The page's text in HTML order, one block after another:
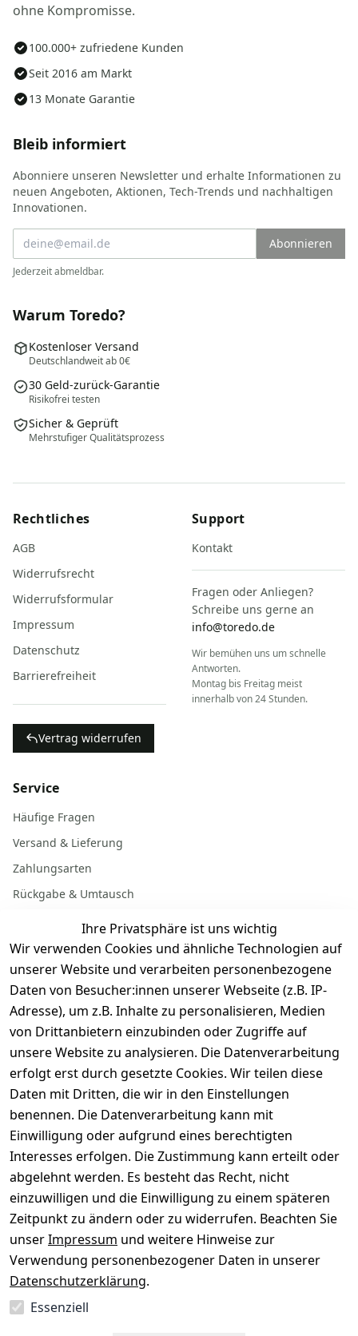
Ihre Privatsphäre ist uns wichtig
Wir verwenden Cookies und ähnliche Technologien auf
unserer Website und verarbeiten personenbezogene
Daten von Besucher:innen unserer Webseite (z.B. IP-
Adresse), um z.B. Inhalte zu personalisieren, Medien
von Drittanbietern einzubinden oder Zugriffe auf
unsere Website zu analysieren. Die Datenverarbeitung
erfolgt erst durch gesetzte Cookies. Wir teilen diese
Daten mit Dritten, die wir in den Einstellungen
benennen. Die Datenverarbeitung kann mit
Einwilligung oder aufgrund eines berechtigten
Interesses erfolgen. Die Zustimmung kann erteilt oder
abgelehnt werden. Es besteht das Recht, nicht
einzuwilligen und die Einwilligung zu einem späteren
Zeitpunkt zu ändern oder zu widerrufen. Beachten Sie
unserImpressum und weitere Hinweise zur
Verwendung personenbezogener Daten in unserer
Datenschutzerklärung.
Essenziell
ohne Kompromisse.
100.000+ zufriedene Kunden
Seit 2016 am Markt
13 Monate Garantie
Bleib informiert
Abonniere unseren Newsletter und erhalte Informationen zu
neuen Angeboten, Aktionen, Tech-Trends und nachhaltigen
Innovationen.
Abonnieren
Jederzeit abmeldbar.
Warum Toredo?
Kostenloser Versand
Deutschlandweit ab 0€
30 Geld-zurück-Garantie
Risikofrei testen
Sicher & Geprüft
Mehrstufiger Qualitätsprozess
Rechtliches
AGB
Widerrufsrecht
Widerrufsformular
Impressum
Datenschutz
Barrierefreiheit
Vertrag widerrufen
Support
Kontakt
Fragen oder Anliegen?
Schreibe uns gerne an
info@toredo.de
Wir bemühen uns um schnelle
Antworten.
Montag bis Freitag meist
innerhalb von 24 Stunden.
Service
Häufige Fragen
Versand & Lieferung
Zahlungsarten
Rückgabe & Umtausch
Batterieentsorgung
Gerät verkaufen
Dein altes Gerät ist bares Geld wert. Festpreis in
wenigen Minuten, kostenfrei einsenden, Auszahlung
aufs Konto.
Gerät verkaufen
Sichere Zahlungsarten
SEPA Bank
Sicherheit